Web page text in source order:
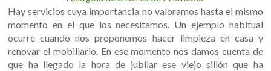
Hay servicios cuya importancia no valoramos hasta el mismo
momento en el que los necesitamos. Un ejemplo habitual
ocurre cuando nos proponemos hacer limpieza en casa y
renovar el mobiliario. En ese momento nos damos cuenta de
que ha llegado la hora de jubilar ese viejo sillón que ha